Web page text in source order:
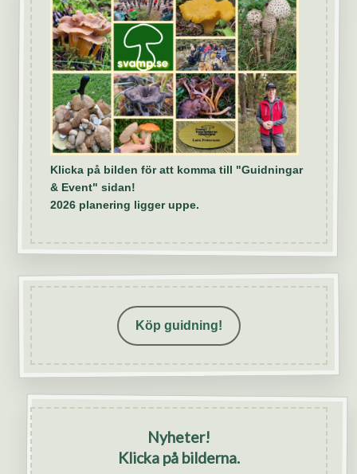
Klicka på bilden för att komma till "Guidningar
& Event" sidan!
2026 planering ligger uppe.
Köp guidning!
Nyheter!
Klicka på bilderna.